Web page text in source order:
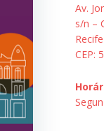
Av.
s/n –
CEP: